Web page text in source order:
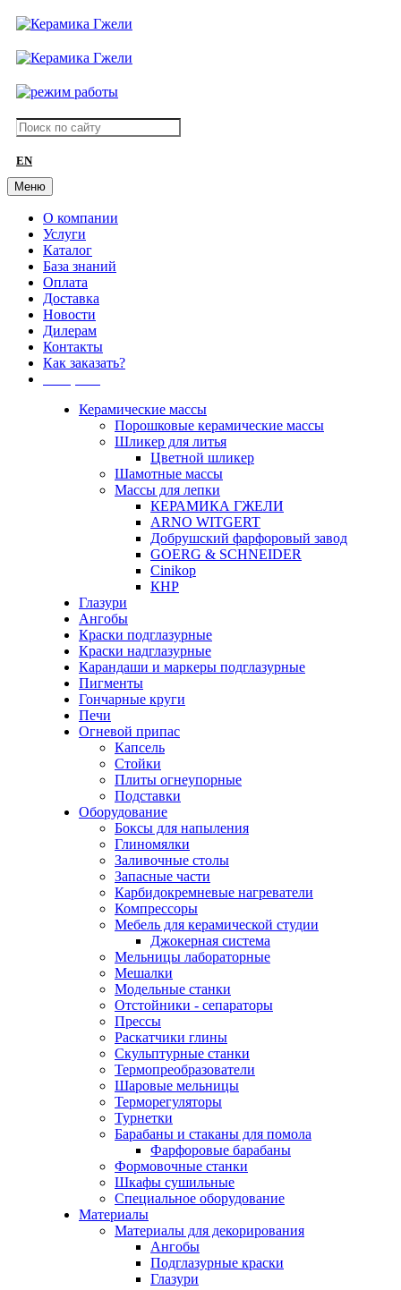
EN
Меню
О компании
Услуги
Каталог
База знаний
Оплата
Доставка
Новости
Дилерам
Контакты
Как заказать?
Керамические массы
Порошковые керамические массы
Шликер для литья
Цветной шликер
Шамотные массы
Массы для лепки
КЕРАМИКА ГЖЕЛИ
ARNO WITGERT
Добрушский фарфоровый завод
GOERG & SCHNEIDER
Cinikop
КНР
Глазури
Ангобы
Краски подглазурные
Краски надглазурные
Карандаши и маркеры подглазурные
Пигменты
Гончарные круги
Печи
Огневой припас
Капсель
Стойки
Плиты огнеупорные
Подставки
Оборудование
Боксы для напыления
Глиномялки
Заливочные столы
Запасные части
Карбидокремневые нагреватели
Компрессоры
Мебель для керамической студии
Джокерная система
Мельницы лабораторные
Мешалки
Модельные станки
Отстойники - сепараторы
Прессы
Раскатчики глины
Скульптурные станки
Термопреобразователи
Шаровые мельницы
Терморегуляторы
Турнетки
Барабаны и стаканы для помола
Фарфоровые барабаны
Формовочные станки
Шкафы сушильные
Специальное оборудование
Материалы
Материалы для декорирования
Ангобы
Подглазурные краски
Глазури